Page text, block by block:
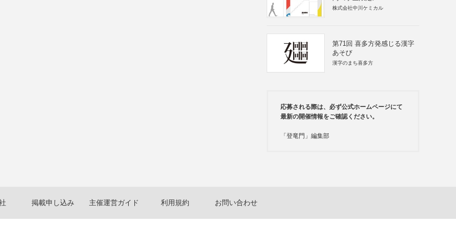
株式会社中川ケミカル
第71回 喜多方発感じる漢字
あそび
漢字のまち喜多方
応募される際は、必ず公式ホームページにて
最新の開催情報をご確認ください。
「登竜門」編集部
掲載申し込み 主催運営ガイド 利用規約 お問い合わせ